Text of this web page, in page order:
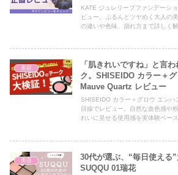
KATE ジュレリープファンデーシ
ビュー。ぷるんとツヤめく大人の
の違いや色味、崩れ方まで詳しく解
美容
「肌きれいですね」と言
ク。SHISEIDO カラー＋
Mauve Quartz レビュー
SHISEIDO カラー＋グロウ エン
目線でレビュー。自然な血色感や
れいに見せる使用感を実体験ベー
美容
30代が選ぶ、“毎日使える”
SUQQU 01瑞花